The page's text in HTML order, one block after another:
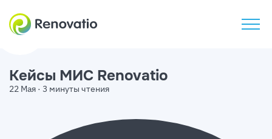
Кейсы МИС Renovatio
22 Мая · 3 минуты чтения